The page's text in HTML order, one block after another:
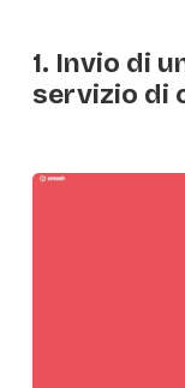
1. Invio di
servizio di